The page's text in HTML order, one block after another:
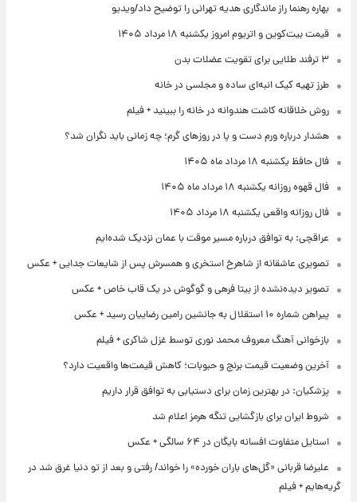
بهاره رهنما راز ماندگاری هدیه تهرانی را توضیح داد/ویدیو
قیمت بیت‌کوین و اتریوم امروز یکشنبه ۱۸ مرداد ۱۴۰۵
۳ ترفند طلایی برای تقویت عضلات بدن
طرز تهیه کیک انبه‌ای ساده و مجلسی در خانه
روش خلاقانه کاشت هندوانه در خانه را ببینید + فیلم
هشدار درباره ورم دست و پا در روزهای گرم؛ چه زمانی باید نگران شد؟
فال حافظ یکشنبه ۱۸ مرداد ماه ۱۴۰۵
فال قهوه روزانه یکشنبه ۱۸ مرداد ماه ۱۴۰۵
فال روزانه واقعی یکشنبه ۱۸ مرداد ۱۴۰۵
عراقچی: به توافق درباره مسیر موقت با عمان نزدیک شده‌ایم
تصویری عاشقانه از شاهرخ استخری و همسرش پس از شایعات جدایی + عکس
تصویر دیده‌نشده از بیتا فرهی و گوگوش در یک قاب خاص + عکس
پیراهن شماره ۱۰ استقلال به جانشین رامین رضاییان رسید + عکس
بازخوانی آهنگ معروف محمد نوری توسط غزل شاکری + فیلم
آخرین وضعیت قیمت برنج و حبوبات؛ کاهش قیمت‌ها واقعیت دارد؟
پزشکیان: در بهترین زمان برای دستیابی به توافق قرار داریم
شروط ایران برای بازگشایی تنگه هرمز اعلام شد
استایل متفاوت افسانه بایگان در ۶۴ سالگی + عکس
علیرضا قربانی «گل‌های باران خورده» را خواند/ رفتی و بعد از تو دنیا غرق شد در
گریه‌هایم + فیلم